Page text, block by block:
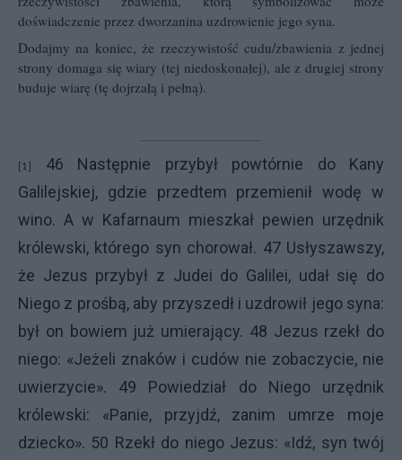
doświadczenie przez dworzanina uzdrowienie jego syna.
Dodajmy na koniec, że rzeczywistość cudu/zbawienia z jednej
strony domaga się wiary (tej niedoskonałej), ale z drugiej strony
buduje wiarę (tę dojrzałą i pełną).
[1]
46 Następnie przybył powtórnie do Kany
Galilejskiej, gdzie przedtem przemienił wodę w
wino. A w Kafarnaum mieszkał pewien urzędnik
królewski, którego syn chorował. 47 Usłyszawszy,
że Jezus przybył z Judei do Galilei, udał się do
Niego z prośbą, aby przyszedł i uzdrowił jego syna:
był on bowiem już umierający. 48 Jezus rzekł do
niego: «Jeżeli znaków i cudów nie zobaczycie, nie
uwierzycie». 49 Powiedział do Niego urzędnik
królewski: «Panie, przyjdź, zanim umrze moje
dziecko». 50 Rzekł do niego Jezus: «Idź, syn twój